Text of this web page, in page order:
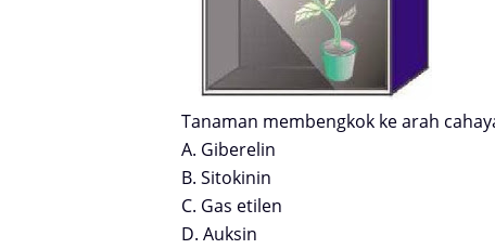
Tanaman membengkok ke arah
A. Giberelin
B. Sitokinin
C. Gas etilen
D. Auksin